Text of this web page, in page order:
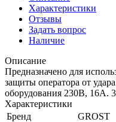
Характеристики
Отзывы
Задать вопрос
Наличие
Описание
Предназначено для
защиты оператора от
оборудования 230В, 16А.
Характеристики
Бренд
GROST